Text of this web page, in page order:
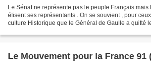
Le Sénat ne représente pas le peuple Français
élisent ses représentants . On se souvient , pour
culture Historique que le Général de Gaulle a quitté
Le Mouvement pour la France 91